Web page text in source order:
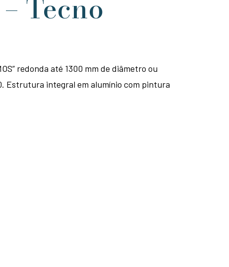
Tecno
redonda até 1300 mm de diâmetro ou
Estrutura integral em alumínio com pintura